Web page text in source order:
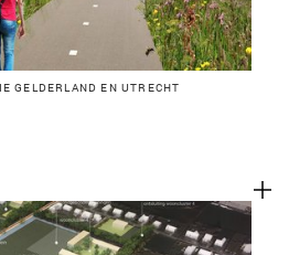
GELDERLAND EN UTRECHT